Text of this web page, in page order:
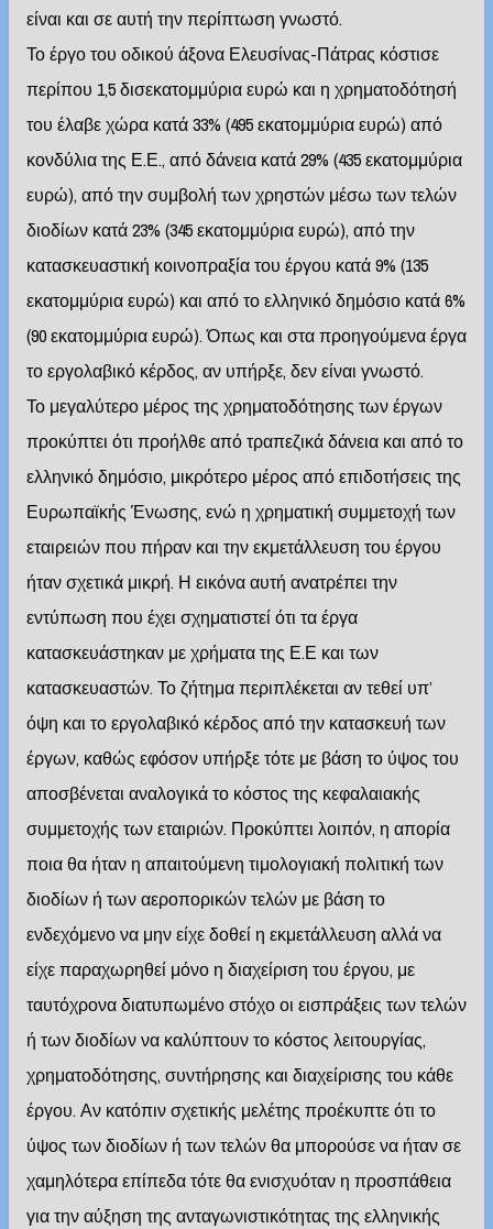
είναι και σε αυτή την περίπτωση γνωστό.
Το έργο του οδικού άξονα Ελευσίνας-Πάτρας κόστισε
περίπου 1,5 δισεκατομμύρια ευρώ και η χρηματοδότησή
του έλαβε χώρα κατά 33% (495 εκατομμύρια ευρώ) από
κονδύλια της Ε.Ε., από δάνεια κατά 29% (435 εκατομμύρια
ευρώ), από την συμβολή των χρηστών μέσω των τελών
διοδίων κατά 23% (345 εκατομμύρια ευρώ), από την
κατασκευαστική κοινοπραξία του έργου κατά 9% (135
εκατομμύρια ευρώ) και από το ελληνικό δημόσιο κατά 6%
(90 εκατομμύρια ευρώ). Όπως και στα προηγούμενα έργα
το εργολαβικό κέρδος, αν υπήρξε, δεν είναι γνωστό.
Το μεγαλύτερο μέρος της χρηματοδότησης των έργων
προκύπτει ότι προήλθε από τραπεζικά δάνεια και από το
ελληνικό δημόσιο, μικρότερο μέρος από επιδοτήσεις της
Ευρωπαϊκής Ένωσης, ενώ η χρηματική συμμετοχή των
εταιρειών που πήραν και την εκμετάλλευση του έργου
ήταν σχετικά μικρή. Η εικόνα αυτή ανατρέπει την
εντύπωση που έχει σχηματιστεί ότι τα έργα
κατασκευάστηκαν με χρήματα της Ε.Ε και των
κατασκευαστών. Το ζήτημα περιπλέκεται αν τεθεί υπ’
όψη και το εργολαβικό κέρδος από την κατασκευή των
έργων, καθώς εφόσον υπήρξε τότε με βάση το ύψος του
αποσβένεται αναλογικά το κόστος της κεφαλαιακής
συμμετοχής των εταιριών. Προκύπτει λοιπόν, η απορία
ποια θα ήταν η απαιτούμενη τιμολογιακή πολιτική των
διοδίων ή των αεροπορικών τελών με βάση το
ενδεχόμενο να μην είχε δοθεί η εκμετάλλευση αλλά να
είχε παραχωρηθεί μόνο η διαχείριση του έργου, με
ταυτόχρονα διατυπωμένο στόχο οι εισπράξεις των τελών
ή των διοδίων να καλύπτουν το κόστος λειτουργίας,
χρηματοδότησης, συντήρησης και διαχείρισης του κάθε
έργου. Αν κατόπιν σχετικής μελέτης προέκυπτε ότι το
ύψος των διοδίων ή των τελών θα μπορούσε να ήταν σε
χαμηλότερα επίπεδα τότε θα ενισχυόταν η προσπάθεια
για την αύξηση της ανταγωνιστικότητας της ελληνικής